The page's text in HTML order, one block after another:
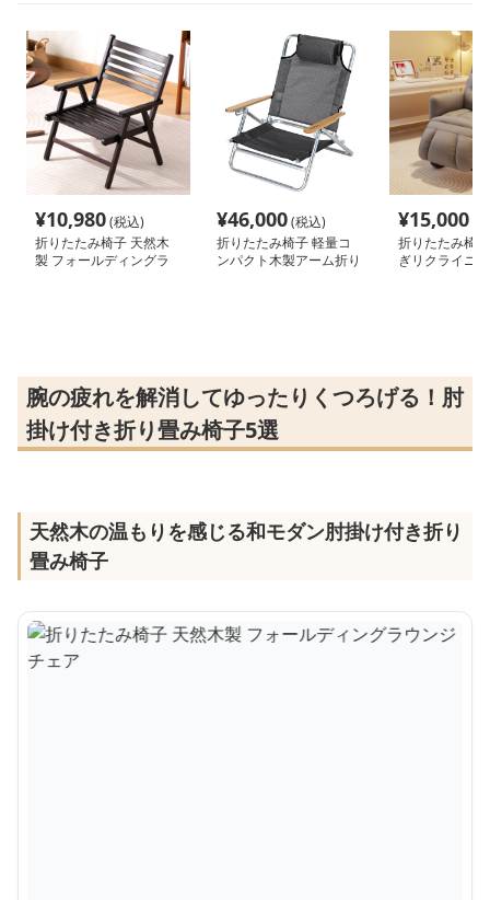
¥10,980(税込)
折りたたみ椅子 天然木
製 フォールディングラ
¥46,000(税込)
折りたたみ椅子 軽量コ
ンパクト木製アーム折り
¥15,000
折りたたみ椅
ぎリクライニ
腕の疲れを解消してゆったりくつろげる！肘
掛け付き折り畳み椅子5選
天然木の温もりを感じる和モダン肘掛け付き折り
畳み椅子